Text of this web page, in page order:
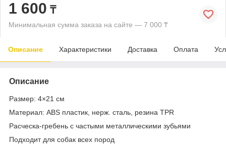
1 600 ₸
Минимальная сумма заказа на сайте — 7 000 ₸
Описание Характеристики Доставка Оплата
Описание
Размер: 4×21 см
Материал: ABS пластик, нерж. сталь, резина TPR
Расческа-гребень с частыми металлическими зубьями
Подходит для собак всех пород